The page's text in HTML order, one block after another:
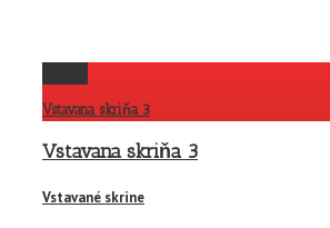
Vstavana skriňa 3
Vstavana skriňa 3
Vstavané skrine